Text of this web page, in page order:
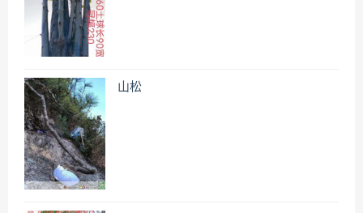
山松